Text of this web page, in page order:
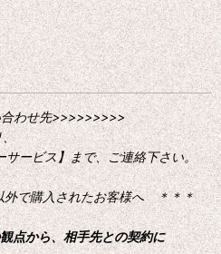
わせ先>>>>>>>>>
、
ービス】まで、ご連絡下さい。
外で購入されたお客様へ ＊＊＊
点から、相手先との契約に